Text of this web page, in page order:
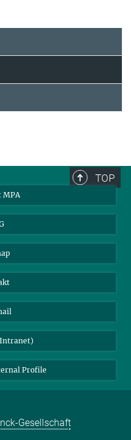
TOP
Intranet)
Profile
Gesellschaft